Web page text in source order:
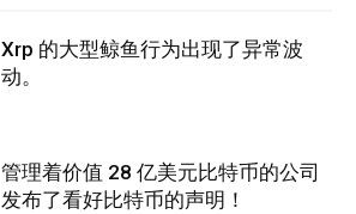
Xrp 的大型鲸鱼行为出现了异常波
动。
管理着价值 28 亿美元比特币的公司
发布了看好比特币的声明！